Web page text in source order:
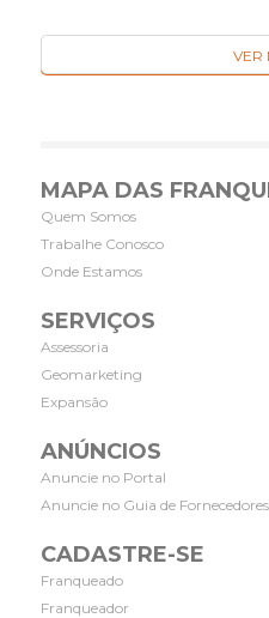
VER
MAPA DAS
Quem Somos
Trabalhe Conosco
Onde Estamos
SERVIÇOS
Assessoria
Geomarketing
Expansão
ANÚNCIOS
Anuncie no Portal
Anuncie no Guia de Fornecedores
CADASTRE-SE
Franqueado
Franqueador